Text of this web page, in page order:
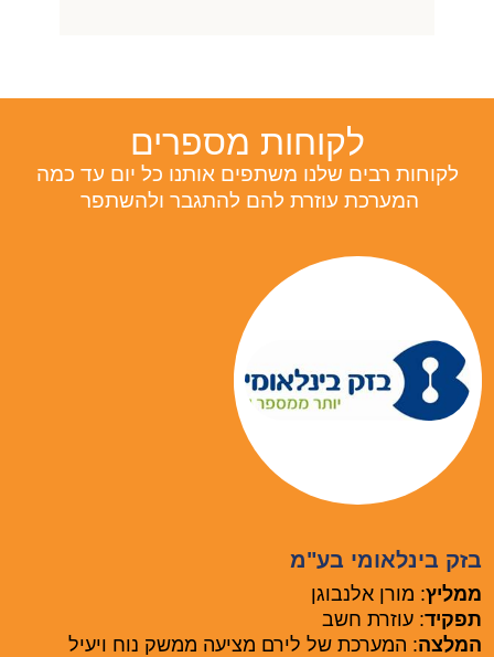
לקוחות מספרים
לקוחות רבים שלנו משתפים אותנו כל יום עד כמה
המערכת עוזרת להם להתגבר ולהשתפר
בזק בינלאומי בע"מ
ממליץ: מורן אלנבוגן
תפקיד: עוזרת חשב
המלצה: המערכת של לירם מציעה ממשק נוח ויעיל